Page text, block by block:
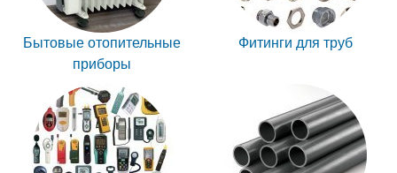
Бытовые отопительные
приборы
Фитинги для труб